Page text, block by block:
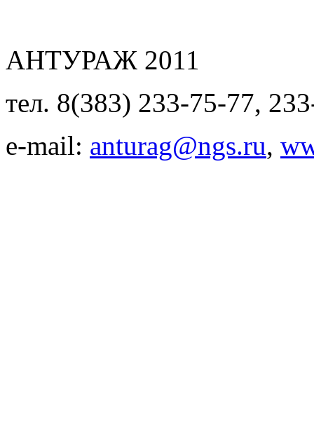
АНТУРАЖ 2011
тел. 8(383) 233-75-77,
e-mail: anturag@ngs.ru,